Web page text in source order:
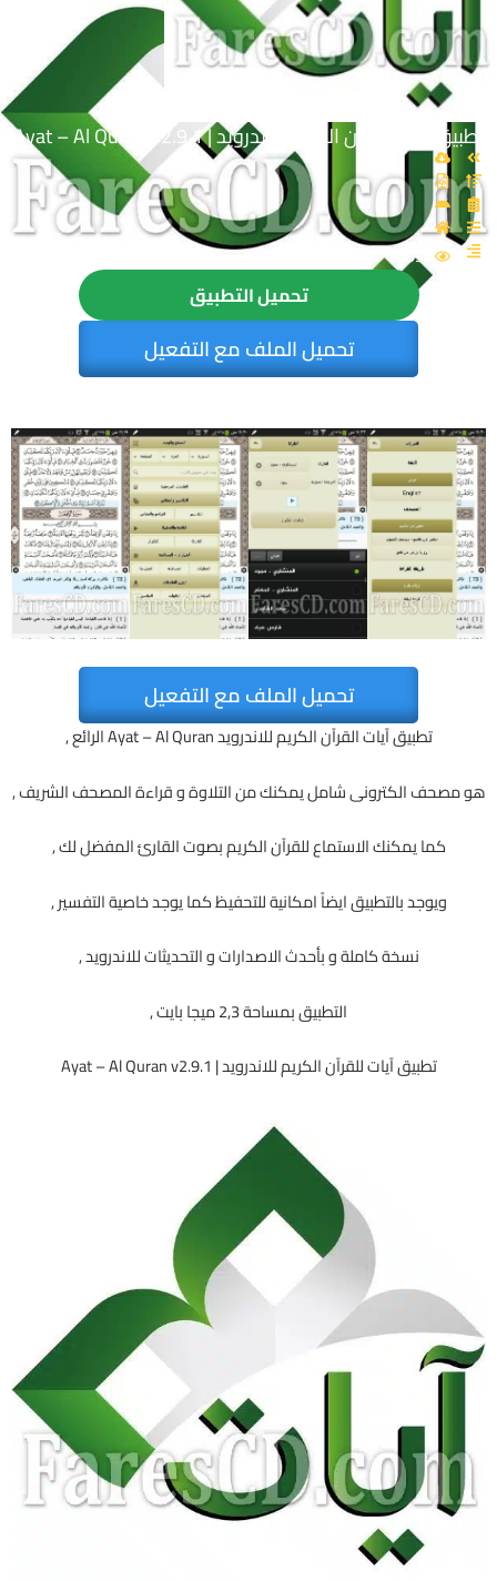
تطبيق آيات للقرآن الكريم للاندرويد | Ayat – Al Quran v2.9.1
5093
تحميل التطبيق
تحميل الملف مع التفعيل
تحميل الملف مع التفعيل
تطبيق آيات القرآن الكريم للاندرويد Ayat – Al Quran الرائع ,
هو مصحف الكترونى شامل يمكنك من التلاوة و قراءة المصحف الشريف ,
كما يمكنك الاستماع للقرآن الكريم بصوت القارئ المفضل لك ,
ويوجد بالتطبيق ايضاً امكانية للتحفيظ كما يوجد خاصية التفسير ,
نسخة كاملة و بأحدث الاصدارات و التحديثات للاندرويد ,
التطبيق بمساحة 2,3 ميجا بايت ,
تطبيق آيات للقرآن الكريم للاندرويد | Ayat – Al Quran v2.9.1